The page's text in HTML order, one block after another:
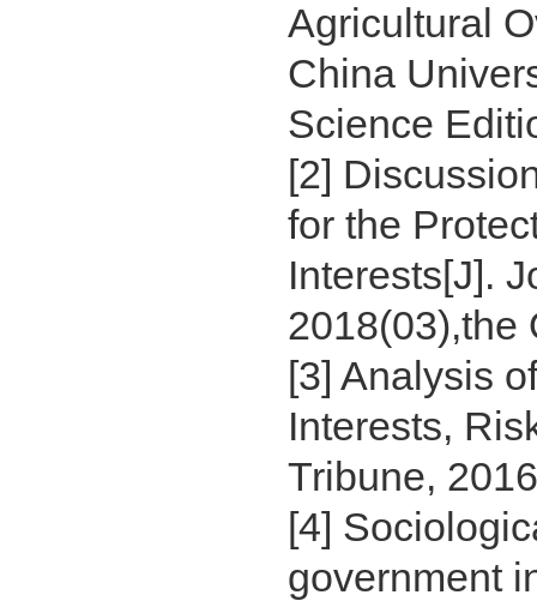
Agricultural
China
Science
[2]
for the
Interests[J].
2018(03),the
[3] Analysis
Interests,
Tribune,
[4]
government